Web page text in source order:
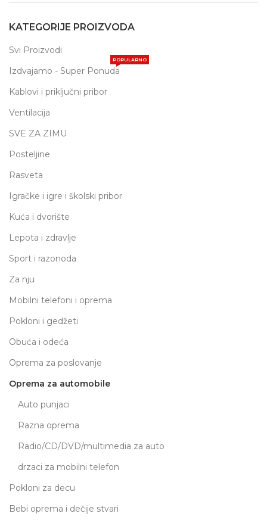
KATEGORIJE PROIZVODA
Svi Proizvodi
Izdvajamo - Super Ponuda
POPULARNO
Kablovi i priključni pribor
Ventilacija
SVE ZA ZIMU
Posteljine
Rasveta
Igračke i igre i školski pribor
Kuća i dvorište
Lepota i zdravlje
Sport i razonoda
Za nju
Mobilni telefoni i oprema
Pokloni i gedžeti
Obuća i odeća
Oprema za poslovanje
Oprema za automobile
Auto punjaci
Razna oprema
Radio/CD/DVD/multimedia za auto
drzaci za mobilni telefon
Pokloni za decu
Bebi oprema i dečije stvari